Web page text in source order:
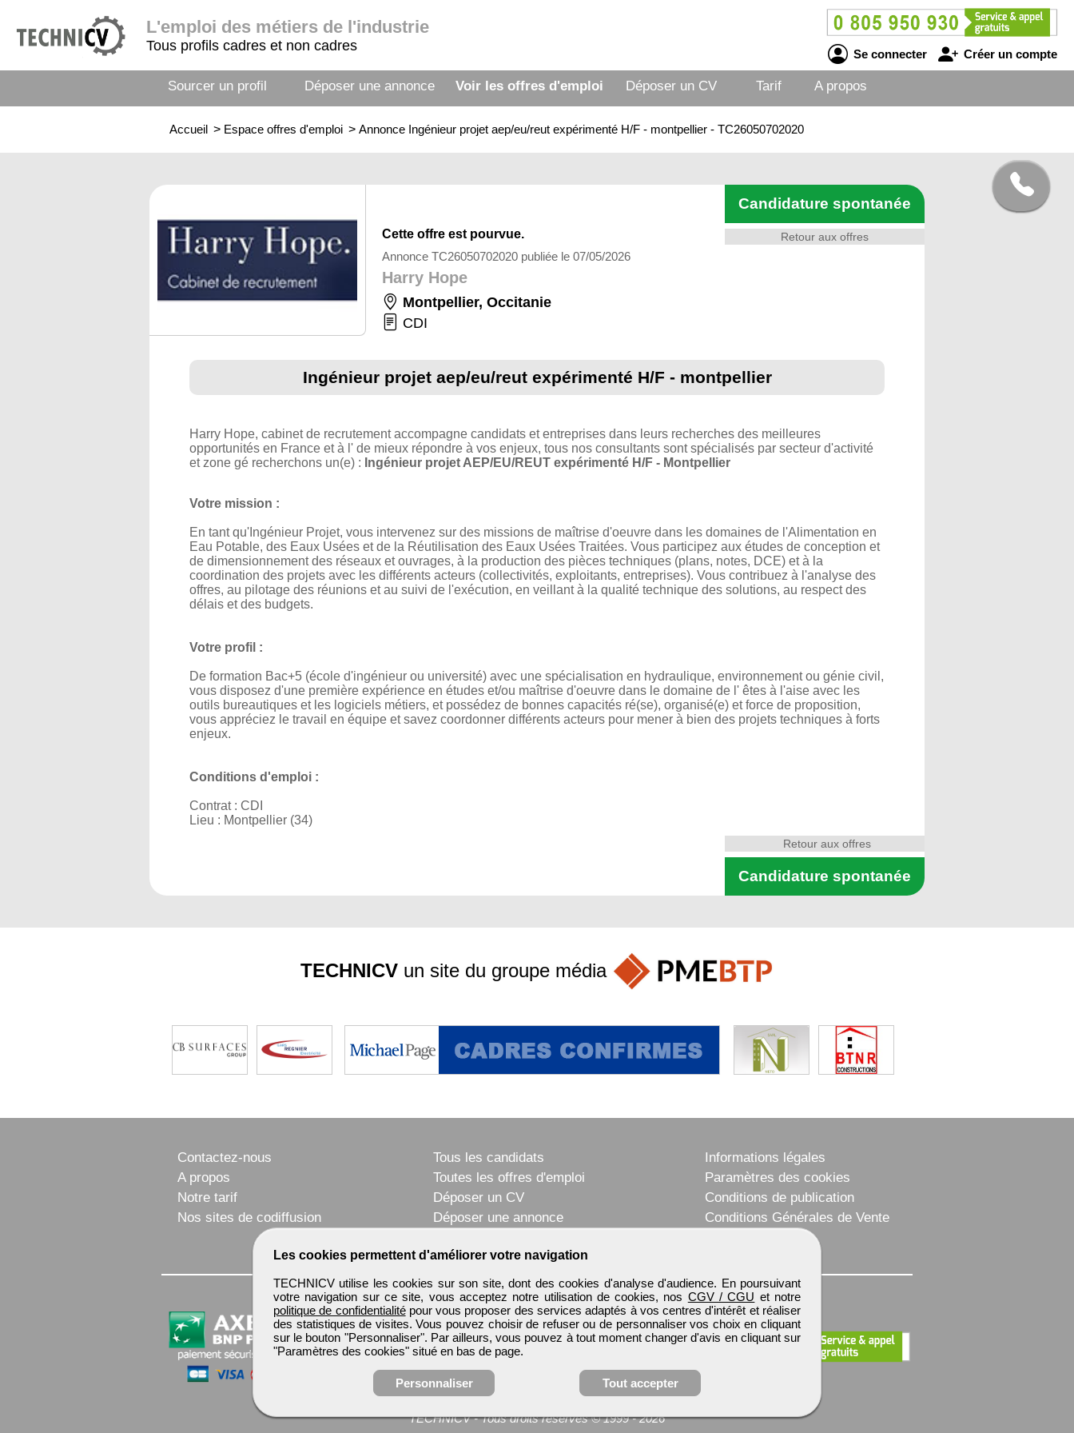
L'emploi des métiers de l'industrie
Tous profils cadres et non cadres
Se connecter Créer un compte
Sourcer un profil Déposer une annonce Voir les offres d'emploi Déposer un CV Tarif A propos
Accueil > Espace offres d'emploi > Annonce Ingénieur projet aep/eu/reut expérimenté H/F - montpellier - TC26050702020
Retour aux offres
Candidature spontanée
Cette offre est pourvue.
Annonce TC26050702020 publiée le 07/05/2026
Harry Hope
Montpellier, Occitanie
CDI
Ingénieur projet aep/eu/reut expérimenté H/F - montpellier
Harry Hope, cabinet de recrutement accompagne candidats et entreprises dans leurs recherches des meilleures
opportunités en France et à l' de mieux répondre à vos enjeux, tous nos consultants sont spécialisés par secteur d'activité
et zone gé recherchons un(e) : Ingénieur projet AEP/EU/REUT expérimenté H/F - Montpellier
Votre mission :
En tant qu'Ingénieur Projet, vous intervenez sur des missions de maîtrise d'oeuvre dans les domaines de l'Alimentation en
Eau Potable, des Eaux Usées et de la Réutilisation des Eaux Usées Traitées. Vous participez aux études de conception et
de dimensionnement des réseaux et ouvrages, à la production des pièces techniques (plans, notes, DCE) et à la
coordination des projets avec les différents acteurs (collectivités, exploitants, entreprises). Vous contribuez à l'analyse des
offres, au pilotage des réunions et au suivi de l'exécution, en veillant à la qualité technique des solutions, au respect des
délais et des budgets.
Votre profil :
De formation Bac+5 (école d'ingénieur ou université) avec une spécialisation en hydraulique, environnement ou génie civil,
vous disposez d'une première expérience en études et/ou maîtrise d'oeuvre dans le domaine de l' êtes à l'aise avec les
outils bureautiques et les logiciels métiers, et possédez de bonnes capacités ré(se), organisé(e) et force de proposition,
vous appréciez le travail en équipe et savez coordonner différents acteurs pour mener à bien des projets techniques à forts
enjeux.
Conditions d'emploi :
Contrat : CDI
Lieu : Montpellier (34)
Candidature spontanée
Retour aux offres
Les cookies permettent d'améliorer votre navigation
TECHNICV utilise les cookies sur son site, dont des cookies d'analyse d'audience. En poursuivant
votre navigation sur ce site, vous acceptez notre utilisation de cookies, nos CGV / CGU et notre
politique de confidentialitépour vous proposer des services adaptés à vos centres d'intérêt et réaliser
des statistiques de visites. Vous pouvez choisir de refuser ou de personnaliser vos choix en cliquant
sur le bouton "Personnaliser". Par ailleurs, vous pouvez à tout moment changer d'avis en cliquant sur
"Paramètres des cookies" situé en bas de page.
Personnaliser Tout accepter
TECHNICVun site du groupe média
Contactez-nous
A propos
Notre tarif
Nos sites de codiffusion
Tous les candidats
Toutes les offres d'emploi
Déposer un CV
Déposer une annonce
Informations légales
Paramètres des cookies
Conditions de publication
Conditions Générales de Vente
TECHNICV -Tous droits réservés © 1999 - 2026